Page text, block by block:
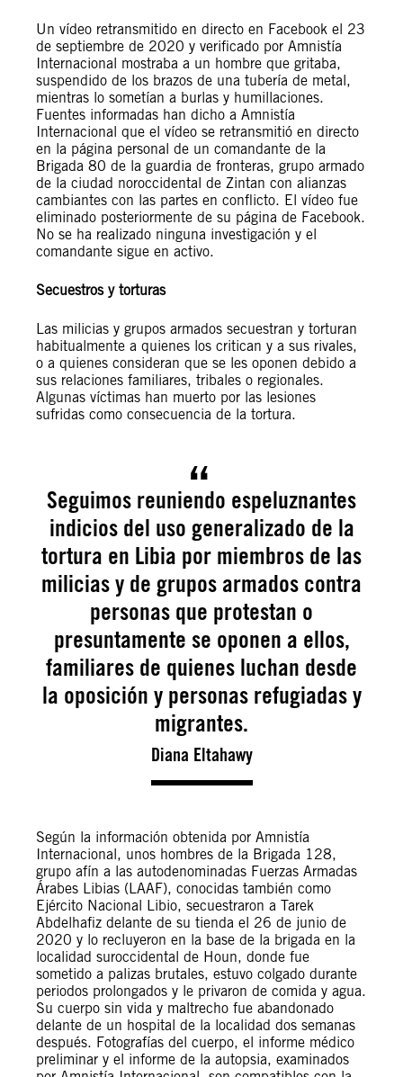
Un vídeo retransmitido en directo en Facebook el 23
de septiembre de 2020 y verificado por Amnistía
Internacional mostraba a un hombre que gritaba,
suspendido de los brazos de una tubería de metal,
mientras lo sometían a burlas y humillaciones.
Fuentes informadas han dicho a Amnistía
Internacional que el vídeo se retransmitió en directo
en la página personal de un comandante de la
Brigada 80 de la guardia de fronteras, grupo armado
de la ciudad noroccidental de Zintan con alianzas
cambiantes con las partes en conflicto. El vídeo fue
eliminado posteriormente de su página de Facebook.
No se ha realizado ninguna investigación y el
comandante sigue en activo.
Secuestros y torturas
Las milicias y grupos armados secuestran y torturan
habitualmente a quienes los critican y a sus rivales,
o a quienes consideran que se les oponen debido a
sus relaciones familiares, tribales o regionales.
Algunas víctimas han muerto por las lesiones
sufridas como consecuencia de la tortura.
Seguimos reuniendo espeluznantes
indicios del uso generalizado de la
tortura en Libia por miembros de las
milicias y de grupos armados contra
personas que protestan o
presuntamente se oponen a ellos,
familiares de quienes luchan desde
la oposición y personas refugiadas y
migrantes.
Diana Eltahawy
Según la información obtenida por Amnistía
Internacional, unos hombres de la Brigada 128,
grupo afín a las autodenominadas Fuerzas Armadas
Árabes Libias (LAAF), conocidas también como
Ejército Nacional Libio, secuestraron a Tarek
Abdelhafiz delante de su tienda el 26 de junio de
2020 y lo recluyeron en la base de la brigada en la
localidad suroccidental de Houn, donde fue
sometido a palizas brutales, estuvo colgado durante
periodos prolongados y le privaron de comida y agua.
Su cuerpo sin vida y maltrecho fue abandonado
delante de un hospital de la localidad dos semanas
después. Fotografías del cuerpo, el informe médico
preliminar y el informe de la autopsia, examinados